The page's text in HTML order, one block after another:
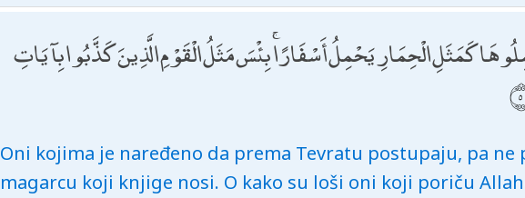
كَمَثَلِ الْحِمَارِ يَحْمِلُ أَسْفَارًا ۚ بِئْسَ مَثَلُ الْقَوْمِ الَّذِينَ كَذَّبُوا بِآيَاتِ
Oni kojima je naređeno da prema Tevratu postupaju, pa ne
magarcu koji knjige nosi. O kako su loši oni koji poriču